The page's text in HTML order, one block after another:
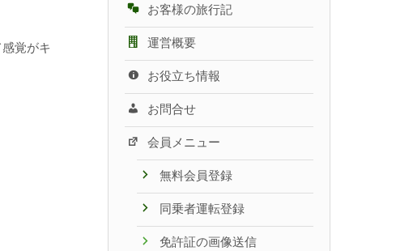
覚がキ
お客様の旅行記
運営概要
お役立ち情報
お問合せ
会員メニュー
無料会員登録
同乗者運転登録
免許証の画像送信